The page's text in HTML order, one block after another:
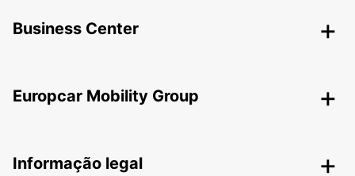
Business Center
Europcar Mobility Group
Informação legal